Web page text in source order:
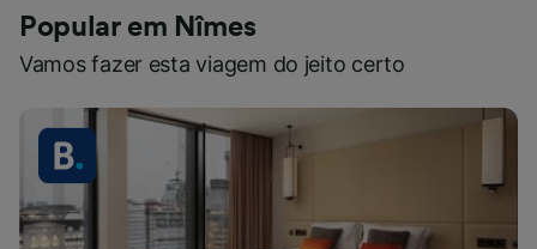
Popular em Nîmes
Vamos fazer esta viagem do jeito certo